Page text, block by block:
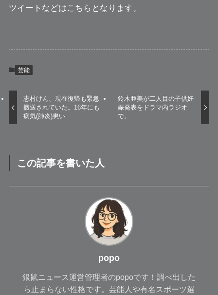
ツイートなどはこちらとなります。
芸能
志村けん、現在復帰も緊急
搬送されていた。16年にも
病気(肺炎)患い
鈴木亜美が二人目の子供妊
娠発表をドラマ内ラジオ
で。
この記事を書いた人
popo
銀鼠ニュース運営管理者のpopoです！調べ出した
ら止まらない性格です。芸能人や有名スポーツ選